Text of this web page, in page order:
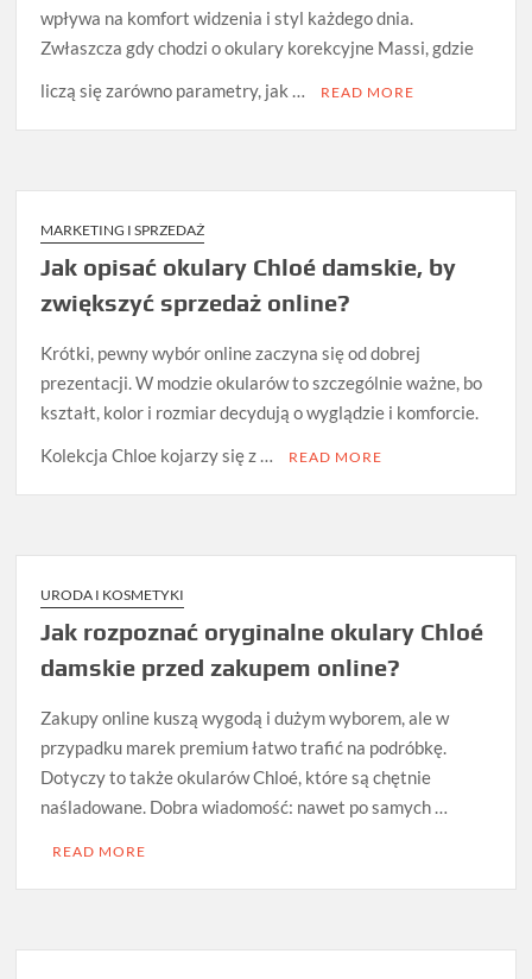
wpływa na komfort widzenia i styl każdego dnia.
Zwłaszcza gdy chodzi o okulary korekcyjne Massi, gdzie
liczą się zarówno parametry, jak …
READ MORE
MARKETING I SPRZEDAŻ
Jak opisać okulary Chloé damskie, by
zwiększyć sprzedaż online?
Krótki, pewny wybór online zaczyna się od dobrej
prezentacji. W modzie okularów to szczególnie ważne, bo
kształt, kolor i rozmiar decydują o wyglądzie i komforcie.
Kolekcja Chloe kojarzy się z …
READ MORE
URODA I KOSMETYKI
Jak rozpoznać oryginalne okulary Chloé
damskie przed zakupem online?
Zakupy online kuszą wygodą i dużym wyborem, ale w
przypadku marek premium łatwo trafić na podróbkę.
Dotyczy to także okularów Chloé, które są chętnie
naśladowane. Dobra wiadomość: nawet po samych …
READ MORE